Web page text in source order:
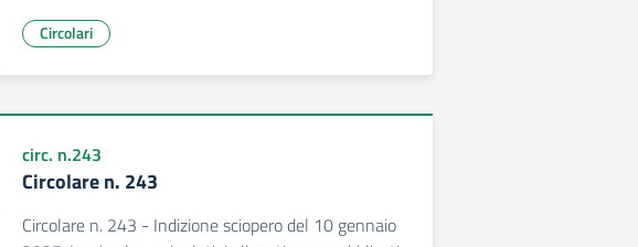
Circolari
circ. n.243
Circolare n. 243
Circolare n. 243 - Indizione sciopero del 10 gennaio